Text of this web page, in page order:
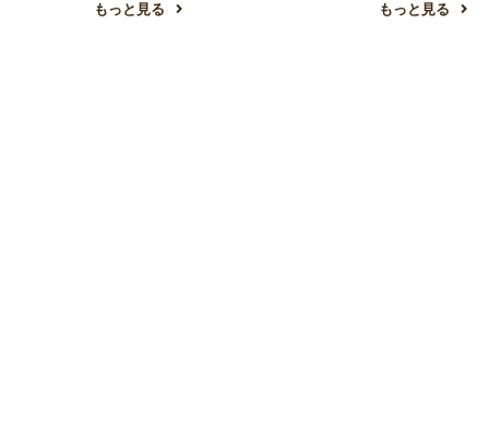
もっと見る もっと見る